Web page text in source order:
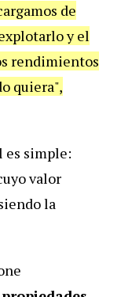
de
y el
rendimientos
quiera",
es simple:
valor
la